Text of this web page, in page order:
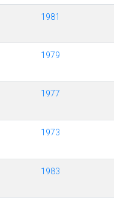
1981
1979
1977
1973
1983